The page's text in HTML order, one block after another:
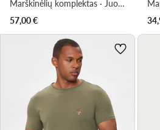
Marškinėlių komplektas · Juoda
57,00€